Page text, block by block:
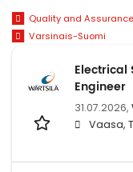
Quality and Assurance
Varsinais-Suomi
Engineer
31.07.2026,
Vaasa,